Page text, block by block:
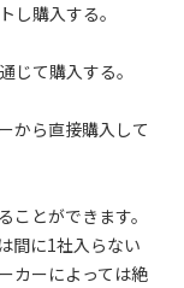
し購入する。
じて購入する。
から直接購入して
とができます。
間に1社入らない
カーによっては絶